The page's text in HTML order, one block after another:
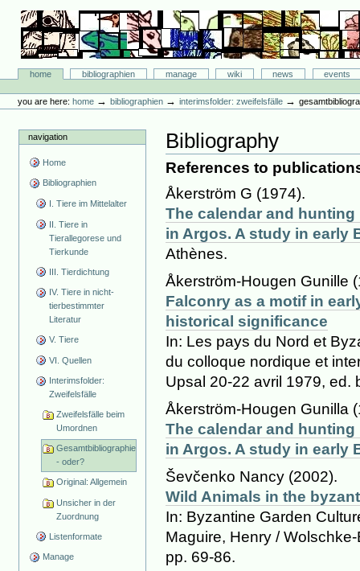
content.
navigation
Bibliographie-Portal
Sectionshome bibliographien manage wiki news
events
tools
you are here: home →bibliographien →interimsfolder: zweifelsfälle →
navigation
Home
Bibliographien
I. Tiere im Mittelalter
II. Tiere in
Tierallegorese und
Tierkunde
III. Tierdichtung
IV. Tiere in nicht-
tierbestimmter
Literatur
V. Tiere
VI. Quellen
Interimsfolder:
Zweifelsfälle
Zweifelsfälle beim
Umordnen
Gesamtbibliographie
- oder?
Original: Allgemein
Unsicher in der
Zuordnung
Listenformate
Manage
Bibliography
References to
Åkerström G (1974).
The calendar and
in Argos. A study in early
Athènes.
Åkerström-Hougen Gunille
Falconry as a motif in
historical significance
In: Les pays du Nord et
du colloque nordique et
Upsal 20-22 avril 1979, ed.
Åkerström-Hougen Gunilla
The calendar and
in Argos. A study in early
Ševčenko Nancy (2002).
Wild Animals in the
In: Byzantine Garden
Maguire, Henry /
pp. 69-86.